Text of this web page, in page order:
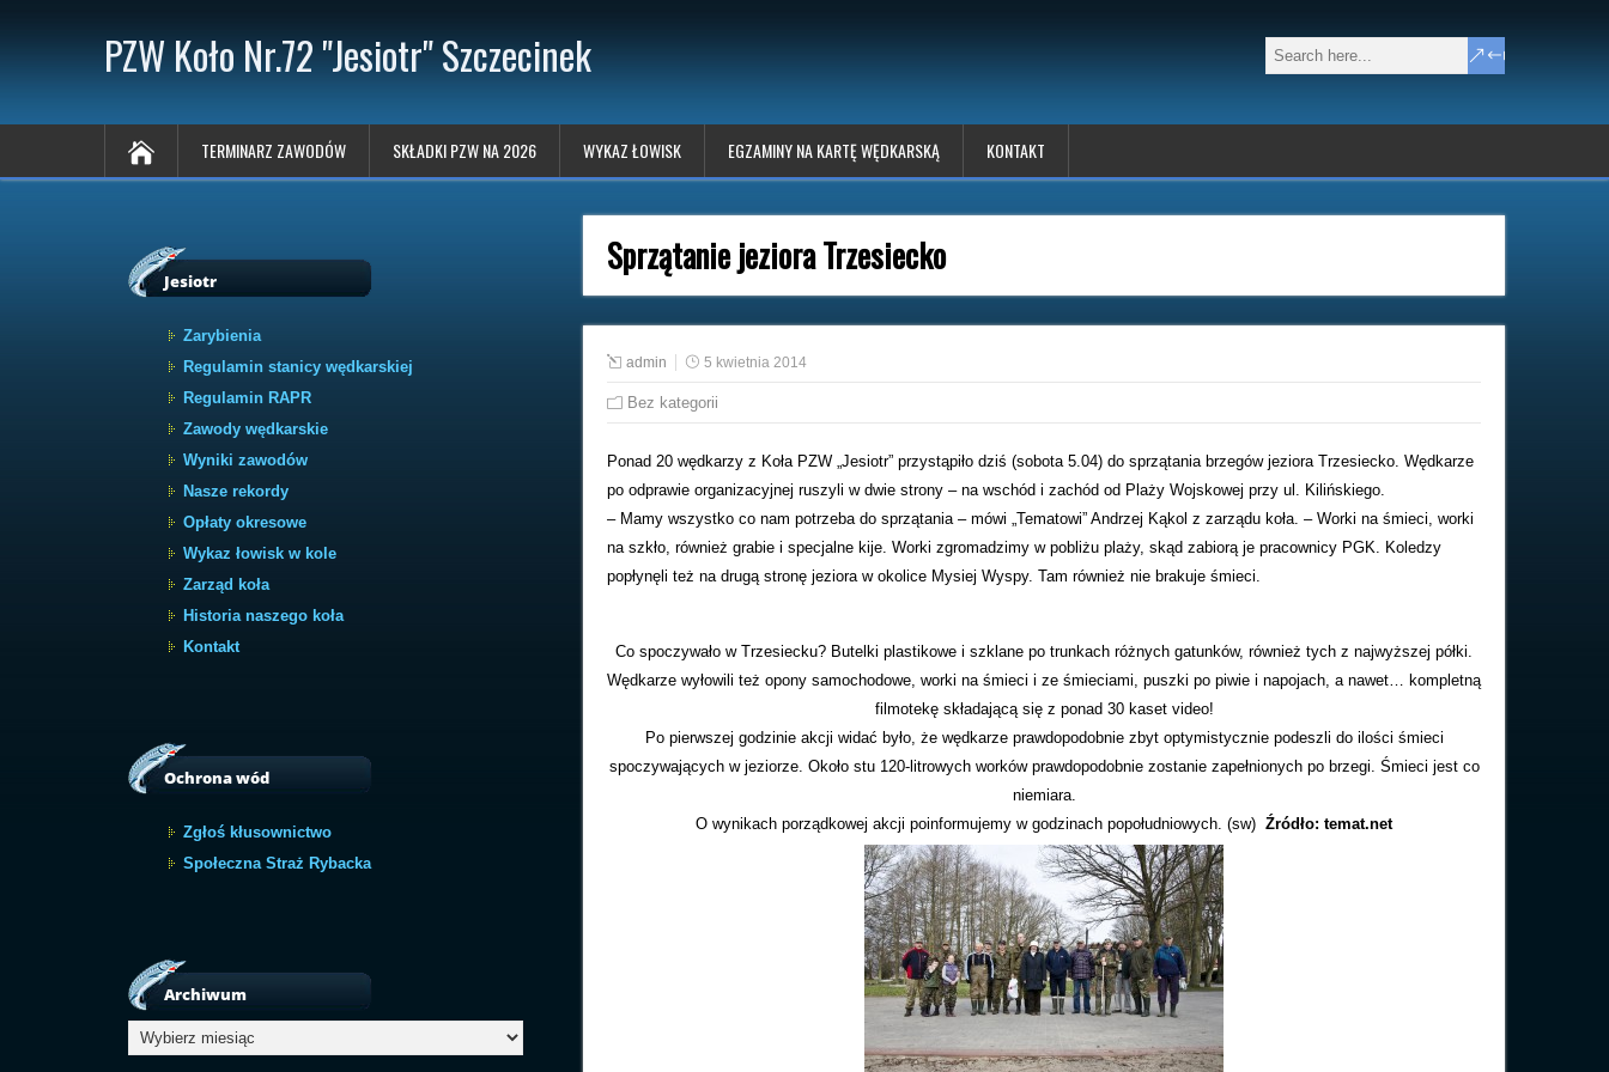
PZW Koło Nr.72 "Jesiotr" Szczecinek
TERMINARZ ZAWODÓW SKŁADKI PZW NA 2026 WYKAZ ŁOWISK EGZAMINY NA KARTĘ WĘDKARSKĄ KONTAKT
Sprzątanie jeziora Trzesiecko
admin 5 kwietnia 2014
Bez kategorii
Ponad 20 wędkarzy z Koła PZW „Jesiotr” przystąpiło dziś (sobota 5.04) do sprzątania brzegów jeziora Trzesiecko. Wędkarze
po odprawie organizacyjnej ruszyli w dwie strony – na wschód i zachód od Plaży Wojskowej przy ul. Kilińskiego.
– Mamy wszystko co nam potrzeba do sprzątania – mówi „Tematowi” Andrzej Kąkol z zarządu koła. – Worki na śmieci, worki
na szkło, również grabie i specjalne kije. Worki zgromadzimy w pobliżu plaży, skąd zabiorą je pracownicy PGK. Koledzy
popłynęli też na drugą stronę jeziora w okolice Mysiej Wyspy. Tam również nie brakuje śmieci.
Co spoczywało w Trzesiecku? Butelki plastikowe i szklane po trunkach różnych gatunków, również tych z najwyższej półki.
Wędkarze wyłowili też opony samochodowe, worki na śmieci i ze śmieciami, puszki po piwie i napojach, a nawet… kompletną
filmotekę składającą się z ponad 30 kaset video!
Po pierwszej godzinie akcji widać było, że wędkarze prawdopodobnie zbyt optymistycznie podeszli do ilości śmieci
spoczywających w jeziorze. Około stu 120-litrowych worków prawdopodobnie zostanie zapełnionych po brzegi. Śmieci jest co
niemiara.
O wynikach porządkowej akcji poinformujemy w godzinach popołudniowych. (sw) Źródło: temat.net
Jesiotr
Zarybienia
Regulamin stanicy wędkarskiej
Regulamin RAPR
Zawody wędkarskie
Wyniki zawodów
Nasze rekordy
Opłaty okresowe
Wykaz łowisk w kole
Zarząd koła
Historia naszego koła
Kontakt
Ochrona wód
Zgłoś kłusownictwo
Społeczna Straż Rybacka
Archiwum
Archiwum